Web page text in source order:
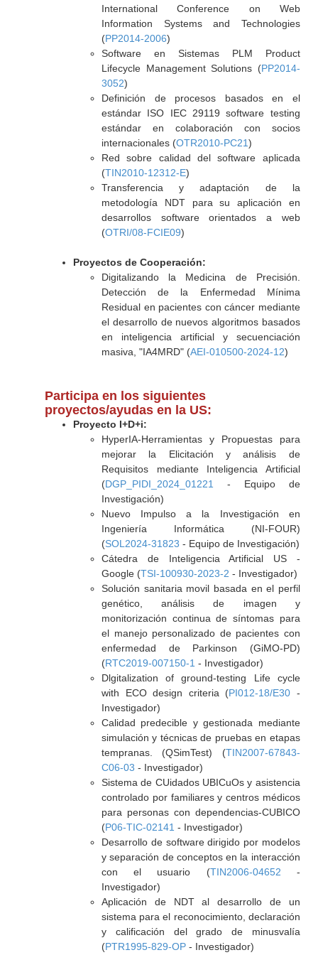
International Conference on Web
Information Systems and Technologies
(PP2014-2006)
Software en Sistemas PLM Product
Lifecycle Management Solutions (PP2014-
3052)
Definición de procesos basados en el
estándar ISO IEC 29119 software testing
estándar en colaboración con socios
internacionales (OTR2010-PC21)
Red sobre calidad del software aplicada
(TIN2010-12312-E)
Transferencia y adaptación de la
metodología NDT para su aplicación en
desarrollos software orientados a web
(OTRI/08-FCIE09)
Proyectos de Cooperación:
Digitalizando la Medicina de Precisión.
Detección de la Enfermedad Mínima
Residual en pacientes con cáncer mediante
el desarrollo de nuevos algoritmos basados
en inteligencia artificial y secuenciación
masiva, "IA4MRD" (AEI-010500-2024-12)
Participa en los siguientes
proyectos/ayudas en la US:
Proyecto I+D+i:
HyperIA-Herramientas y Propuestas para
mejorar la Elicitación y análisis de
Requisitos mediante Inteligencia Artificial
(DGP_PIDI_2024_01221
- Equipo de
Investigación)
Nuevo Impulso a la Investigación en
Ingeniería Informática (NI-FOUR)
(SOL2024-31823 - Equipo de Investigación)
Cátedra de Inteligencia Artificial US -
Google (TSI-100930-2023-2 - Investigador)
Solución sanitaria movil basada en el perfil
genético, análisis de imagen y
monitorización continua de síntomas para
el manejo personalizado de pacientes con
enfermedad de Parkinson (GiMO-PD)
(RTC2019-007150-1 - Investigador)
Dlgitalization of ground-testing Life cycle
with ECO design criteria (PI012-18/E30 -
Investigador)
Calidad predecible y gestionada mediante
simulación y técnicas de pruebas en etapas
tempranas. (QSimTest) (TIN2007-67843-
C06-03 - Investigador)
Sistema de CUidados UBICuOs y asistencia
controlado por familiares y centros médicos
para personas con dependencias-CUBICO
(P06-TIC-02141 - Investigador)
Desarrollo de software dirigido por modelos
y separación de conceptos en la interacción
con el usuario (TIN2006-04652 -
Investigador)
Aplicación de NDT al desarrollo de un
sistema para el reconocimiento, declaración
y calificación del grado de minusvalía
(PTR1995-829-OP- Investigador)